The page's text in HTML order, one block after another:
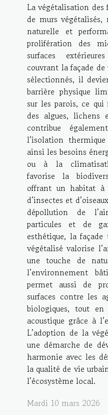
La végétalisation des
de murs végétalisés,
naturelle et
prolifération des
surfaces
couvrant la façade
sélectionnés, il
barrière physique
sur les parois, ce
des algues, lichens
contribue
l’isolation
ainsi les besoins
ou à la
favorise la
offrant un habitat à
d’insectes et
dépollution de
particules et de
esthétique, la
végétalisé valorise
une touche de
l’environnement
permet aussi de
surfaces contre les
biologiques, tout
acoustique grâce à
L’adoption de la
une démarche de
harmonie avec les
la qualité de vie
l’écosystème local.
Mardi 10 mars 2026